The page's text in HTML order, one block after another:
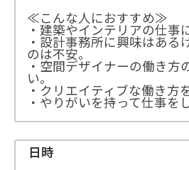
≪こんな人におすすめ≫
・建築やインテリアの仕事
・設計事務所に興味はある
のは不安。
・空間デザイナーの働き方
い。
・クリエイティブな働き方
・やりがいを持って仕事を
日時